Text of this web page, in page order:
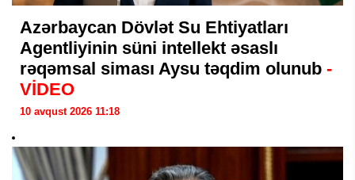
Azərbaycan Dövlət Su Ehtiyatları
Agentliyinin süni intellekt əsaslı
rəqəmsal siması Aysu təqdim olunub -
VİDEO
10 avqust 2026 11:18